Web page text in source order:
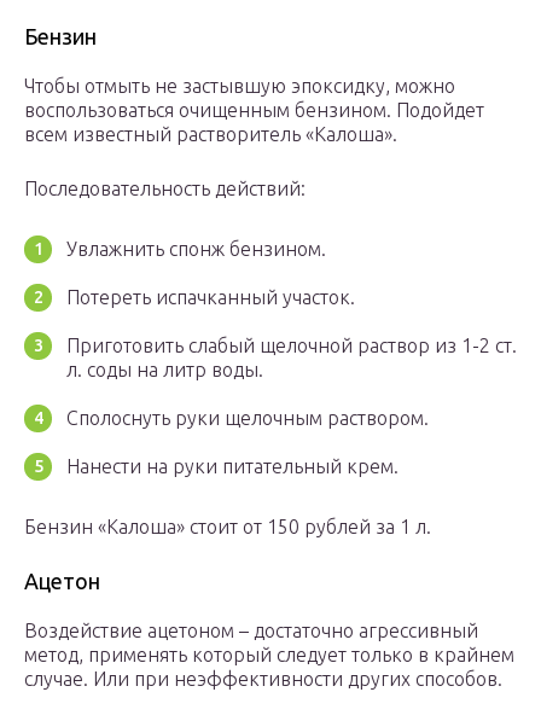
Бензин
Чтобы отмыть не застывшую эпоксидку, можно
воспользоваться очищенным бензином. Подойдет
всем известный растворитель «Калоша».
Последовательность действий:
Увлажнить спонж бензином.
Потереть испачканный участок.
Приготовить слабый щелочной раствор из 1-2 ст.
л. соды на литр воды.
Сполоснуть руки щелочным раствором.
Нанести на руки питательный крем.
Бензин «Калоша» стоит от 150 рублей за 1 л.
Ацетон
Воздействие ацетоном – достаточно агрессивный
метод, применять который следует только в крайнем
случае. Или при неэффективности других способов.